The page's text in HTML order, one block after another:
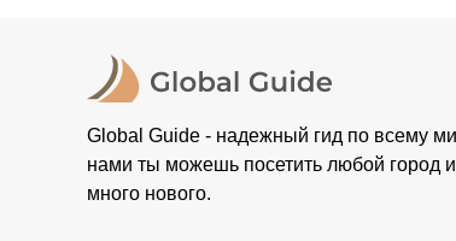
Global Guide - надежный гид по всему
нами ты можешь посетить любой город и
много нового.